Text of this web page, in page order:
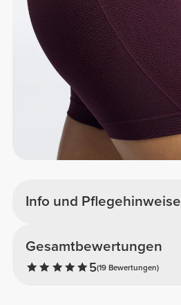
Info und Pflegehinweise
Gesamtbewertungen
5(19 Bewertungen)